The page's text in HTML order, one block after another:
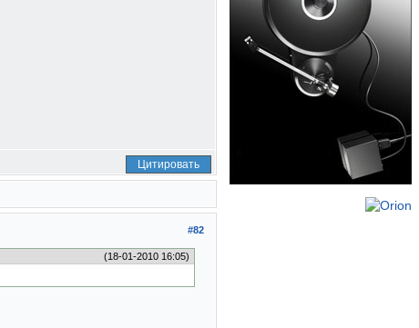
Цитировать
#82
(18-01-2010 16:05)